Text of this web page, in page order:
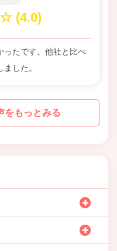
ったです。他社と比べ
した。
をもっとみる